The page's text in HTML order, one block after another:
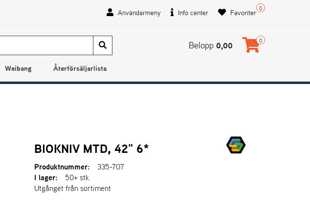
Användarmeny Info center 0
Favoriter
Belopp 0,00 0
Weibang Återförsäljarlista
BIOKNIV MTD, 42" 6*
Produktnummer:
335-707
I lager:
50+ stk.
Utgånget från sortiment